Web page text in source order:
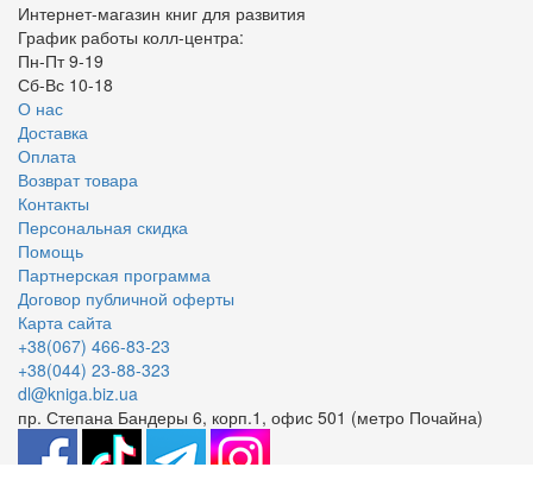
Интернет-магазин книг для развития
График работы колл-центра:
Пн-Пт 9-19
Сб-Вс 10-18
О нас
Доставка
Оплата
Возврат товара
Контакты
Персональная скидка
Помощь
Партнерская программа
Договор публичной оферты
Карта сайта
+38(067) 466-83-23
+38(044) 23-88-323
dl@kniga.biz.ua
пр. Степана Бандеры 6, корп.1, офис 501 (метро Почайна)